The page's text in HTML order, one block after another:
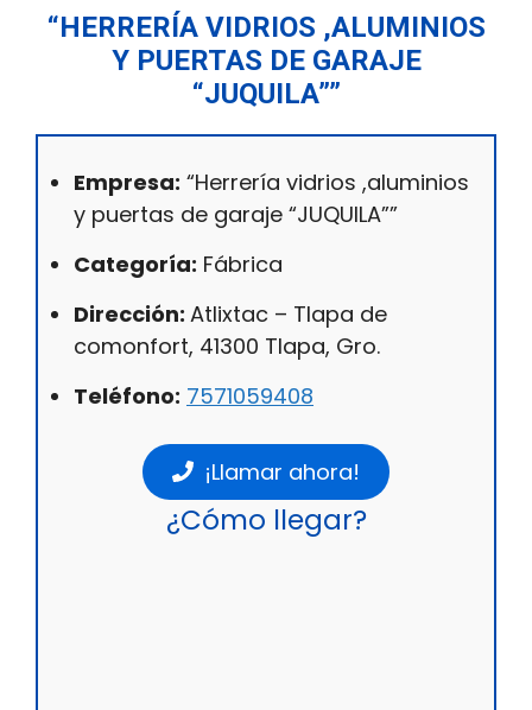
“HERRERÍA VIDRIOS ,ALUMINIOS
Y PUERTAS DE GARAJE
“JUQUILA””
Empresa: “Herrería vidrios ,aluminios
y puertas de garaje “JUQUILA””
Categoría: Fábrica
Dirección: Atlixtac – Tlapa de
comonfort, 41300 Tlapa, Gro.
Teléfono: 7571059408
¡Llamar ahora!
¿Cómo llegar?